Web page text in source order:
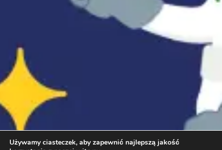
Używamy ciasteczek, aby zapewnić najlepszą jakość